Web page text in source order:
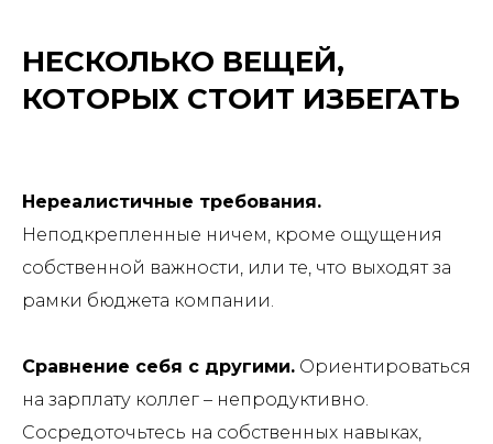
НЕСКОЛЬКО ВЕЩЕЙ,
КОТОРЫХ СТОИТ ИЗБЕГАТЬ
Нереалистичные требования.
Неподкрепленные ничем, кроме ощущения
собственной важности, или те, что выходят за
рамки бюджета компании.
Сравнение себя с другими. Ориентироваться
на зарплату коллег – непродуктивно.
Сосредоточьтесь на собственных навыках,